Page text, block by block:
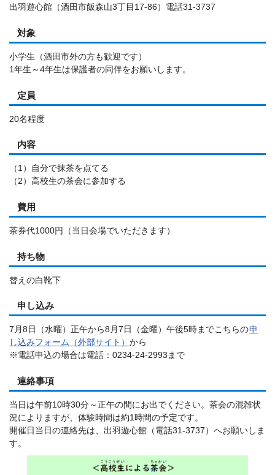
出羽遊心館（酒田市飯森山3丁目17-86）電話31-3737
対象
小学生（酒田市外の方も歓迎です）
1年生～4年生は保護者の同伴をお願いします。
定員
20名程度
内容
（1）自分で抹茶を点てる
（2）高校生の茶会に参加する
費用
茶券代1000円（当日会場でいただきます）
持ち物
替えの白靴下
申し込み
7月8日（水曜）正午から8月7日（金曜）午後5時までこちらの申
し込みフォーム（外部サイト） から
※電話申込の場合は電話：0234-24-2993まで
連絡事項
当日は午前10時30分～正午の間にお出でください。茶会の混雑状
況によりますが、体験時間は約1時間の予定です。
開催日当日の連絡先は、出羽遊心館（電話31-3737）へお願いしま
す。